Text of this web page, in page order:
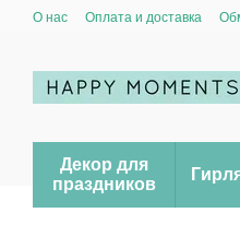
Перейти к основному контенту
О нас Оплата и доставка
Декор для
праздников